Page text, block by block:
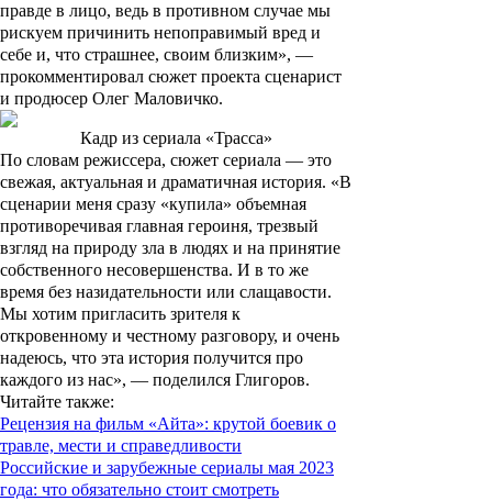
правде в лицо, ведь в противном случае мы
рискуем причинить непоправимый вред и
себе и, что страшнее, своим близким», —
прокомментировал сюжет проекта сценарист
и продюсер Олег Маловичко.
Кадр из сериала «Трасса»
По словам режиссера, сюжет сериала — это
свежая, актуальная и драматичная история. «В
сценарии меня сразу «купила» объемная
противоречивая главная героиня, трезвый
взгляд на природу зла в людях и на принятие
собственного несовершенства. И в то же
время без назидательности или слащавости.
Мы хотим пригласить зрителя к
откровенному и честному разговору, и очень
надеюсь, что эта история получится про
каждого из нас», — поделился Глигоров.
Читайте также:
Рецензия на фильм «Айта»: крутой боевик о
травле, мести и справедливости
Российские и зарубежные сериалы мая 2023
года: что обязательно стоит смотреть